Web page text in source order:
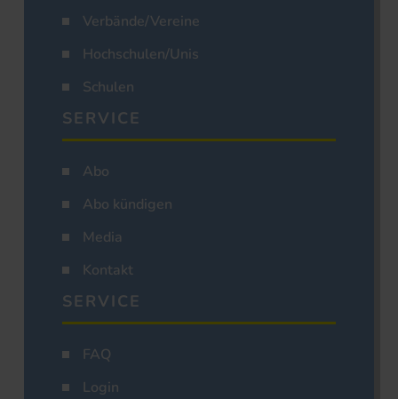
Verbände/Vereine
Hochschulen/Unis
Schulen
SERVICE
Abo
Abo kündigen
Media
Kontakt
SERVICE
FAQ
Login